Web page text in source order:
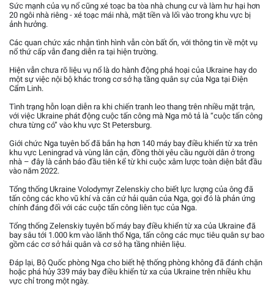
Sức mạnh của vụ nổ cũng xé toạc ba tòa nhà chung cư và làm hư hại hơn
20 ngôi nhà riêng - xé toạc mái nhà, mặt tiền và lối vào trong khu vực bị
ảnh hưởng.
Các quan chức xác nhận tình hình vẫn còn bất ổn, với thông tin về một vụ
nổ thứ cấp vẫn đang diễn ra tại hiện trường.
Hiện vẫn chưa rõ liệu vụ nổ là do hành động phá hoại của Ukraine hay do
một sự việc nội bộ khác trong cơ sở hạ tầng quân sự của Nga tại Điện
Cẩm Linh.
Tình trạng hỗn loạn diễn ra khi chiến tranh leo thang trên nhiều mặt trận,
với việc Ukraine phát động cuộc tấn công mà Nga mô tả là “cuộc tấn công
chưa từng có” vào khu vực St Petersburg.
Giới chức Nga tuyên bố đã bắn hạ hơn 140 máy bay điều khiển từ xa trên
khu vực Leningrad và vùng lân cận, đồng thời yêu cầu người dân ở trong
nhà – đây là cảnh báo đầu tiên kể từ khi cuộc xâm lược toàn diện bắt đầu
vào năm 2022.
Tổng thống Ukraine Volodymyr Zelenskiy cho biết lực lượng của ông đã
tấn công các kho vũ khí và căn cứ hải quân của Nga, gọi đó là phản ứng
chính đáng đối với các cuộc tấn công liên tục của Nga.
Tổng thống Zelenskiy tuyên bố máy bay điều khiển từ xa của Ukraine đã
bay sâu tới 1.000 km vào lãnh thổ Nga, tấn công các mục tiêu quân sự bao
gồm các cơ sở hải quân và cơ sở hạ tầng nhiên liệu.
Đáp lại, Bộ Quốc phòng Nga cho biết hệ thống phòng không đã đánh chặn
hoặc phá hủy 339 máy bay điều khiển từ xa của Ukraine trên nhiều khu
vực chỉ trong một ngày.